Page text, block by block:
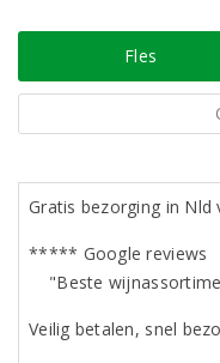
Fles
Gratis bezorging in Nld
***** Google reviews
"Beste
Veilig betalen, snel